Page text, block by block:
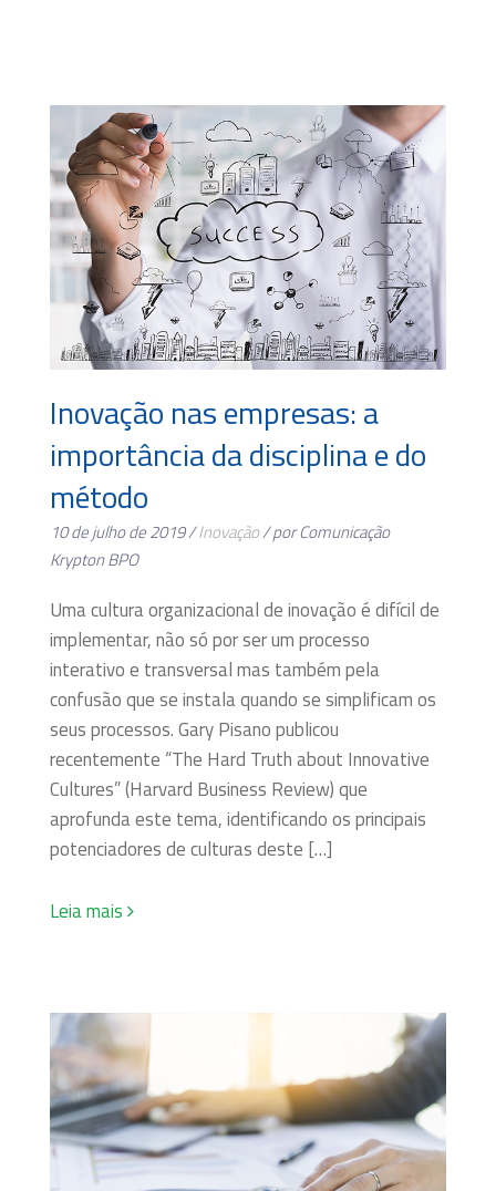
Inovação nas empresas: a
importância da disciplina e do
método
10 de julho de 2019 /Inovação/ por Comunicação
Krypton BPO
Uma cultura organizacional de inovação é difícil de
implementar, não só por ser um processo
interativo e transversal mas também pela
confusão que se instala quando se simplificam os
seus processos. Gary Pisano publicou
recentemente “The Hard Truth about Innovative
Cultures” (Harvard Business Review) que
aprofunda este tema, identificando os principais
potenciadores de culturas deste […]
Leia mais